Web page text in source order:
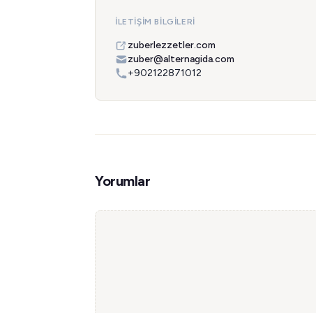
İLETIŞIM BILGILERI
zuberlezzetler.com
zuber@alternagida.com
+902122871012
Yorumlar